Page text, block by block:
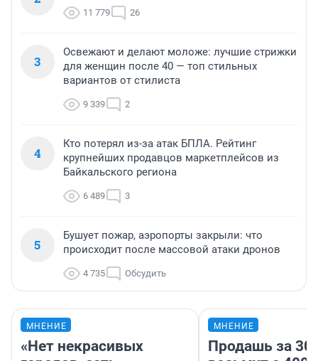
11 779 26
3
Освежают и делают моложе: лучшие стрижки
для женщин после 40 — топ стильных
вариантов от стилиста
9 339 2
4
Кто потерял из-за атак БПЛА. Рейтинг
крупнейших продавцов маркетплейсов из
Байкальского региона
6 489 3
5
Бушует пожар, аэропорты закрыли: что
происходит после массовой атаки дронов
4 735 Обсудить
МНЕНИЕ
«Нет некрасивых
МНЕНИЕ
Продашь за